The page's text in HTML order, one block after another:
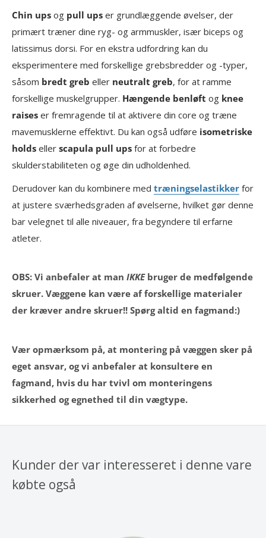
Chin ups og pull ups er grundlæggende øvelser, der
primært træner dine ryg- og armmuskler, især biceps og
latissimus dorsi. For en ekstra udfordring kan du
eksperimentere med forskellige grebsbredder og -typer,
såsom bredt greb eller neutralt greb, for at ramme
forskellige muskelgrupper. Hængende benløft og knee
raises er fremragende til at aktivere din core og træne
mavemusklerne effektivt. Du kan også udføre isometriske
holds eller scapula pull ups for at forbedre
skulderstabiliteten og øge din udholdenhed.
Derudover kan du kombinere med træningselastikker for
at justere sværhedsgraden af øvelserne, hvilket gør denne
bar velegnet til alle niveauer, fra begyndere til erfarne
atleter.
OBS: Vi anbefaler at man IKKEbruger de medfølgende
skruer. Væggene kan være af forskellige materialer
der kræver andre skruer!! Spørg altid en fagmand:)
Vær opmærksom på, at montering på væggen sker på
eget ansvar, og vi anbefaler at konsultere en
fagmand, hvis du har tvivl om monteringens
sikkerhed og egnethed til din vægtype.
Kunder der var interesseret i denne vare
købte også